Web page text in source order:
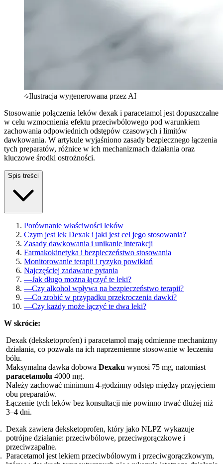
Ilustracja wygenerowana przez AI
Stosowanie połączenia leków dexak i paracetamol jest dopuszczalne
w celu wzmocnienia efektu przeciwbólowego pod warunkiem
zachowania odpowiednich odstępów czasowych i limitów
dawkowania. W artykule wyjaśniono zasady bezpiecznego łączenia
tych preparatów, różnice w ich mechanizmach działania oraz
kluczowe środki ostrożności.
Spis treści
Porównanie właściwości leków
Czym jest lek Dexak i jaki jest cel jego stosowania?
Zasady dawkowania i unikanie interakcji
Farmakokinetyka i bezpieczeństwo stosowania
Monitorowanie terapii i ryzyko powikłań
Najczęściej zadawane pytania
—Jak długo można łączyć te leki?
—Czy alkohol wpływa na bezpieczeństwo terapii?
—Co zrobić w przypadku przekroczenia dawki?
—Czy każdy może łączyć te dwa leki?
W skrócie:
Dexak (deksketoprofen) i paracetamol mają odmienne mechanizmy
działania, co pozwala na ich naprzemienne stosowanie w leczeniu
bólu.
Maksymalna dawka dobowa Dexaku wynosi 75 mg, natomiast
paracetamolu 4000 mg.
Należy zachować minimum 4-godzinny odstęp między przyjęciem
obu preparatów.
Łączenie tych leków bez konsultacji nie powinno trwać dłużej niż
3–4 dni.
Dexak zawiera deksketoprofen, który jako NLPZ wykazuje
potrójne działanie: przeciwbólowe, przeciwgorączkowe i
przeciwzapalne.
Paracetamol jest lekiem przeciwbólowym i przeciwgorączkowym,